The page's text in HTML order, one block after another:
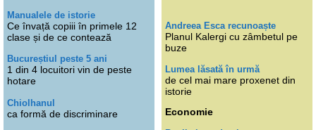
Manualele de istorie
Ce învață copiii în primele 12
clase și de ce contează
Bucureștiul peste 5 ani
1 din 4 locuitori vin de peste
hotare
Chiolhanul
ca formă de discriminare
Andreea Esca recunoaște
Planul Kalergi cu zâmbetul pe
buze
Lumea lăsată în urmă
de cel mai mare proxenet din
istorie
Economie